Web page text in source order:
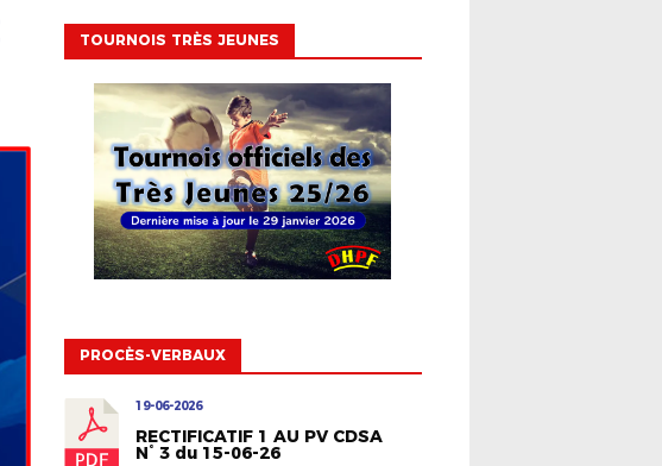
TOURNOIS TRÈS JEUNES
PROCÈS-VERBAUX
19-06-2026
RECTIFICATIF 1 AU PV CDSA
N° 3 du 15-06-26